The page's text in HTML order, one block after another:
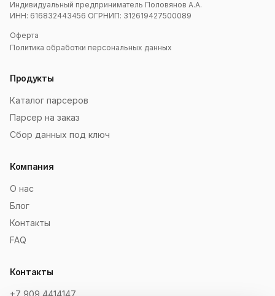
Индивидуальный предприниматель Половянов А.А.
ИНН: 616832443456 ОГРНИП: 312619427500089
Оферта
Политика обработки персональных данных
Продукты
Каталог парсеров
Парсер на заказ
Сбор данных под ключ
Компания
О нас
Блог
Контакты
FAQ
Контакты
+7 909 4414147